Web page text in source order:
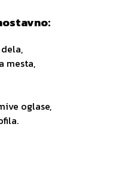
mesta,
oglase,